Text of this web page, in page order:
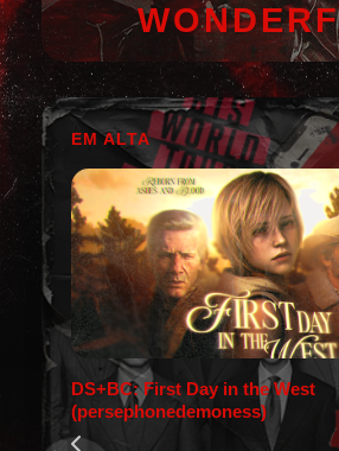
EM ALTA
DS+BC: First Day in the West
(persephonedemoness)